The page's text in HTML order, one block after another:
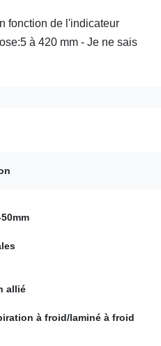
fonction de l'indicateur
à 420 mm - Je ne sais
allié
à froid/laminé à froid